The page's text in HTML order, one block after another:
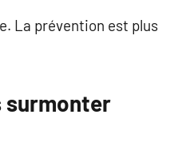
La prévention est plus
surmonter